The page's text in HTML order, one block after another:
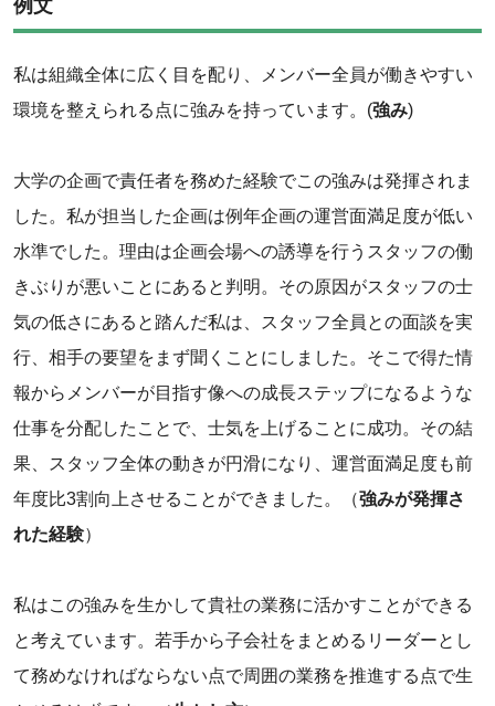
例文
私は組織全体に広く目を配り、メンバー全員が働きやすい
環境を整えられる点に強みを持っています。(強み)
大学の企画で責任者を務めた経験でこの強みは発揮されま
した。私が担当した企画は例年企画の運営面満足度が低い
水準でした。理由は企画会場への誘導を行うスタッフの働
きぶりが悪いことにあると判明。その原因がスタッフの士
気の低さにあると踏んだ私は、スタッフ全員との面談を実
行、相手の要望をまず聞くことにしました。そこで得た情
報からメンバーが目指す像への成長ステップになるような
仕事を分配したことで、士気を上げることに成功。その結
果、スタッフ全体の動きが円滑になり、運営面満足度も前
年度比3割向上させることができました。（強みが発揮さ
れた経験）
私はこの強みを生かして貴社の業務に活かすことができる
と考えています。若手から子会社をまとめるリーダーとし
て務めなければならない点で周囲の業務を推進する点で生